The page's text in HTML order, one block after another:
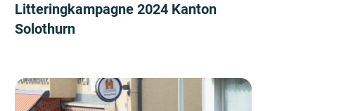
Litteringkampagne 2024 Kanton
Solothurn